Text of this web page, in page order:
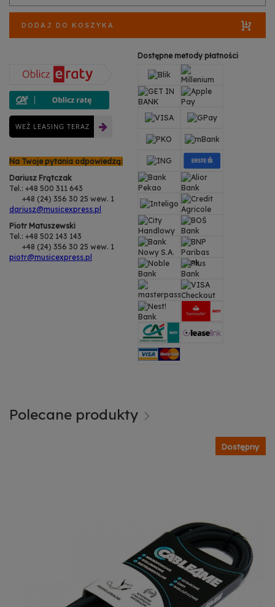
DODAJ DO KOSZYKA
WEŹ LEASING TERAZ
Na Twoje pytania odpowiedzą:
Dariusz Frątczak
Tel.: +48 500 311 643
+48 (24) 356 30 25 wew. 1
dariusz@musicexpress.pl
Piotr Matuszewski
Tel.: +48 502 143 143
+48 (24) 356 30 25 wew. 1
piotr@musicexpress.pl
Dostępne metody płatności
Polecane produkty
Dostępny